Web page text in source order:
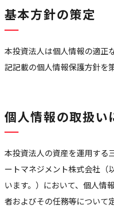
基本方針の策定
本投資法人は個人情報の適正
記記載の個人情報保護方針を
個人情報の取扱い
本投資法人の資産を運用する
ートマネジメント株式会社（
います。）において、個人情
者およびその任務等について